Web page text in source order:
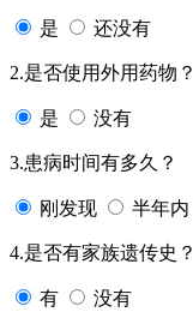
是 还没有
2.是否使用外用药物？
是 没有
3.患病时间有多久？
刚发现 半年内
4.是否有家族遗传史？
有 没有